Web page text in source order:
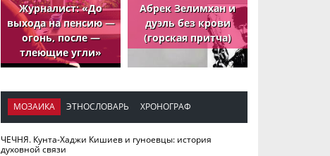
Журналист: «До
выхода на пенсию —
огонь, после —
тлеющие угли»
Абрек Зелимхан и
дуэль без крови
(горская притча)
МОЗАИКА ЭТНОСЛОВАРЬ ХРОНОГРАФ
ЧЕЧНЯ. Кунта-Хаджи Кишиев и гуноевцы: история
духовной связи